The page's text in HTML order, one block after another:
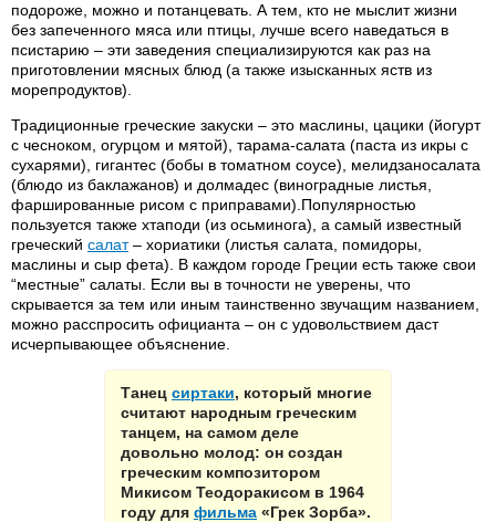
подороже, можно и потанцевать. А тем, кто не мыслит жизни
без запеченного мяса или птицы, лучше всего наведаться в
псистарию – эти заведения специализируются как раз на
приготовлении мясных блюд (а также изысканных яств из
морепродуктов).
Традиционные греческие закуски – это маслины, цацики (йогурт
с чесноком, огурцом и мятой), тарама-салата (паста из икры с
сухарями), гигантес (бобы в томатном соусе), мелидзаносалата
(блюдо из баклажанов) и долмадес (виноградные листья,
фаршированные рисом с приправами).Популярностью
пользуется также хтаподи (из осьминога), а самый известный
греческий салат– хориатики (листья салата, помидоры,
маслины и сыр фета). В каждом городе Греции есть также свои
“местные” салаты. Если вы в точности не уверены, что
скрывается за тем или иным таинственно звучащим названием,
можно расспросить официанта – он с удовольствием даст
исчерпывающее объяснение.
Танец сиртаки, который многие
считают народным греческим
танцем, на самом деле
довольно молод: он создан
греческим композитором
Микисом Теодоракисом в 1964
году для фильма «Грек Зорба».